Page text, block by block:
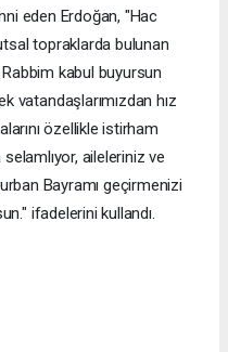
eden Erdoğan, "Hac
topraklarda bulunan
kabul buyursun
vatandaşlarımızdan hız
özellikle istirham
aileleriniz ve
Bayramı geçirmenizi
ifadelerini kullandı.